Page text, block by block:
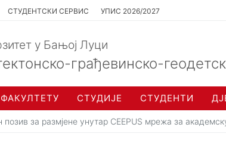
СТУДЕНТСКИ СЕРВИС УПИС 2026/2027
у Бањој Луци
грађевинско-
СТУДИЈЕ СТУДЕНТИ
позив за размјене унутар CEEPUS мрежа за